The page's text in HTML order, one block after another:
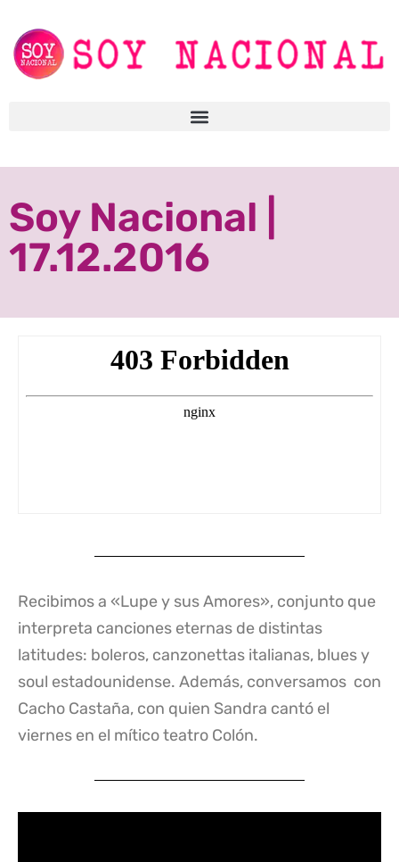
Soy Nacional |
17.12.2016
Recibimos a «Lupe y sus Amores», conjunto que
interpreta canciones eternas de distintas
latitudes: boleros, canzonettas italianas, blues y
soul estadounidense. Además, conversamos con
Cacho Castaña, con quien Sandra cantó el
viernes en el mítico teatro Colón.